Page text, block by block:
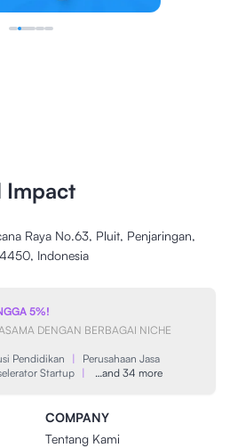
Impact
Raya No.63, Pluit, Penjaringan,
Indonesia
5%!
DENGAN BERBAGAI NICHE
Pendidikan |
Perusahaan Jasa
Startup | …and 34 more
COMPANY
Tentang Kami